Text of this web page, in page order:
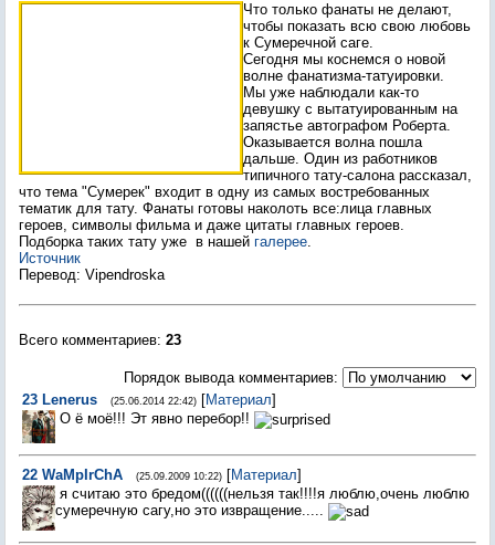
Что только фанаты не делают,
чтобы показать всю свою любовь
к Сумеречной саге.
Сегодня мы коснемся о новой
волне фанатизма-татуировки.
Мы уже наблюдали как-то
девушку с вытатуированным на
запястье автографом Роберта.
Оказывается волна пошла
дальше. Один из работников
типичного тату-салона рассказал,
что тема "Сумерек" входит в одну из самых востребованных
тематик для тату. Фанаты готовы наколоть все:лица главных
героев, символы фильма и даже цитаты главных героев.
Подборка таких тату уже в нашей галерее.
Источник
Перевод: Vipendroska
Всего комментариев: 23
Порядок вывода комментариев:
23 Lenerus (25.06.2014 22:42) [Материал]
О ё моё!!! Эт явно перебор!!
22 WaMpIrChA (25.09.2009 10:22) [Материал]
я считаю это бредом((((((нельзя так!!!!я люблю,очень люблю
сумеречную сагу,но это извращение.....